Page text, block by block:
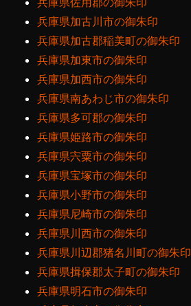
兵庫県加古川市の御朱印
兵庫県加古郡稲美町の御朱印
兵庫県加東市の御朱印
兵庫県加西市の御朱印
兵庫県南あわじ市の御朱印
兵庫県多可郡の御朱印
兵庫県姫路市の御朱印
兵庫県宍粟市の御朱印
兵庫県宝塚市の御朱印
兵庫県小野市の御朱印
兵庫県尼崎市の御朱印
兵庫県川西市の御朱印
兵庫県川辺郡猪名川町の御朱印
兵庫県揖保郡太子町の御朱印
兵庫県明石市の御朱印